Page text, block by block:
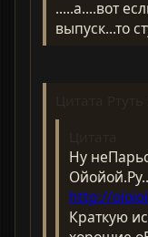
.....а....вот
выпуск...то
Ну
http://
Краткую